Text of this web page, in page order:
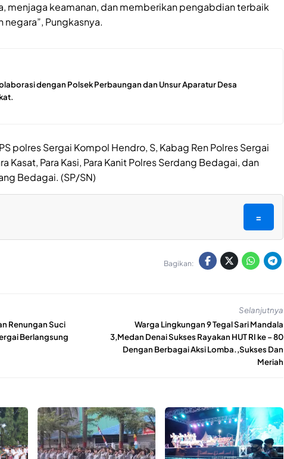
menjaga keamanan, dan memberikan pengabdian terbaik
Pungkasnya.
dengan Polsek Perbaungan dan Unsur Aparatur Desa
polres Sergai Kompol Hendro, S, Kabag Ren Polres Sergai
Kasat, Para Kasi, Para Kanit Polres Serdang Bedagai, dan
Bedagai. (SP/SN)
=
Bagikan:
Renungan Suci
Berlangsung
Selanjutnya
Warga Lingkungan 9 Tegal Sari Mandala
3,Medan Denai Sukses Rayakan HUT RI ke – 80
Dengan Berbagai Aksi Lomba.,Sukses Dan
Meriah